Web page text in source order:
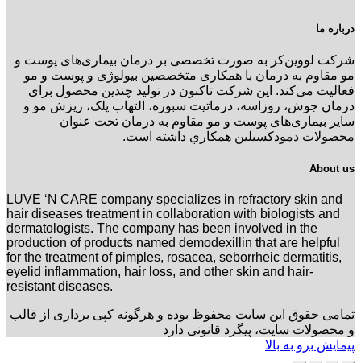
درباره ما
شرکت لووین‌کر به صورت تخصصی بر درمان بیماری‌های پوست و
مو مقاوم به درمان با همکاری متخصصین بیولوژی و پوست و مو
فعالیت می‌کند. این شرکت تاکنون در توليد چندین محصول برای
درمان جوش، روزاسه، درماتيت سبوره، التهاب پلک، ریزش مو و
سایر بیماری‌های پوست و مو مقاوم به درمان تحت عنوان
محصولات دمودکسیلین همكاري داشته است.
About us
LUVE ‘N CARE company specializes in refractory skin and
hair diseases treatment in collaboration with biologists and
dermatologists. The company has been involved in the
production of products named demodexillin that are helpful
for the treatment of pimples, rosacea, seborrheic dermatitis,
eyelid inflammation, hair loss, and other skin and hair-
resistant diseases.
تمامی حقوق این سایت محفوظ بوده و هرگونه کپی برداری از قالب
و محصولات سایت، پیگرد قانونی دارد
پیمایش برو به بالا